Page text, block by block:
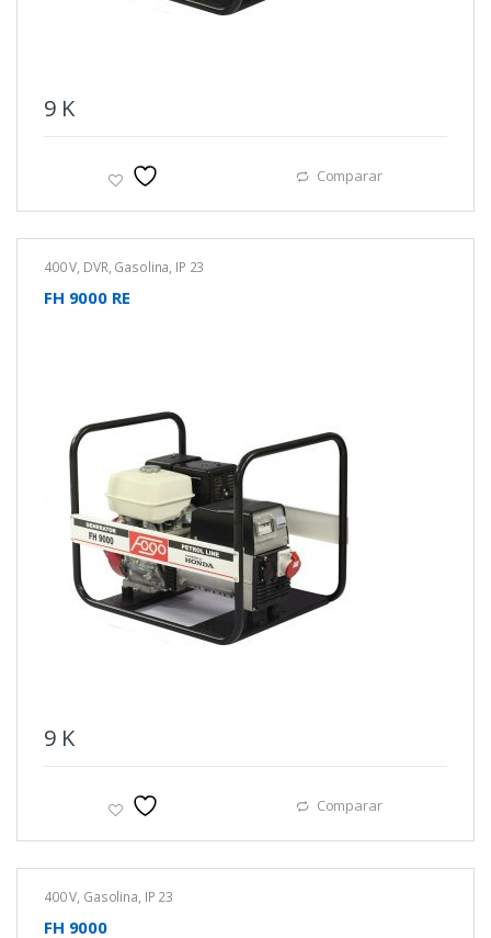
9 K
Comparar
400 V, DVR, Gasolina, IP 23
FH 9000 RE
9 K
Comparar
400 V, Gasolina, IP 23
FH 9000